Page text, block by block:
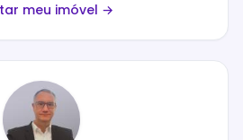
meu imóvel →